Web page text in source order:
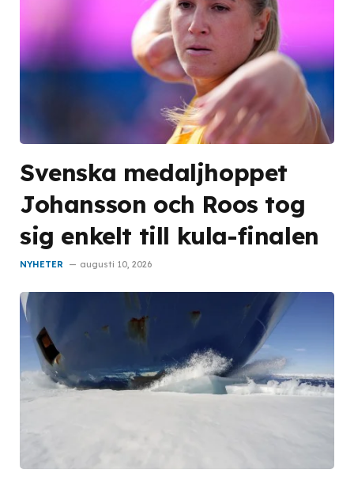
Svenska medaljhoppet
Johansson och Roos tog
sig enkelt till kula-finalen
NYHETER augusti 10, 2026